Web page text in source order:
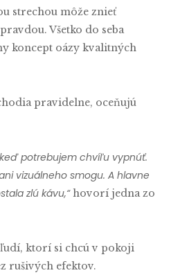
strechou môže znieť
Všetko do seba
koncept oázy kvalitných
pravidelne, oceňujú
potrebujem chvíľu vypnúť.
vizuálneho smogu. A hlavne
zlú kávu,“hovorí jedna zo
ktorí si chcú v pokoji
rušivých efektov.